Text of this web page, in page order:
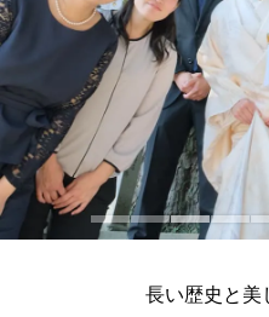
長い歴史と美